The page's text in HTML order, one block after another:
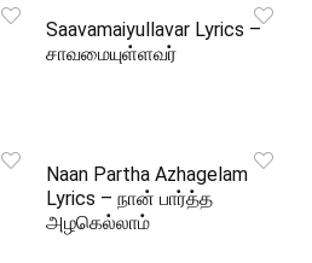
Saavamaiyullavar Lyrics –
சாவமையுள்ளவர்
Naan Partha Azhagelam
Lyrics – நான் பார்த்த
அழகெல்லாம்